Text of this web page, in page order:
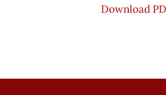
Download